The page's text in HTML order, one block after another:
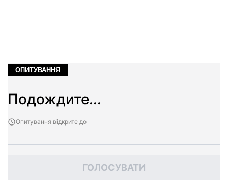
ОПИТУВАННЯ
Подождите...
Опитування відкрите до
ГОЛОСУВАТИ